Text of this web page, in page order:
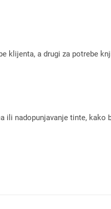
klijenta, a drugi za potrebe
ili nadopunjavanje tinte, kako